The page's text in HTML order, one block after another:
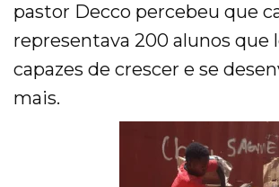
pastor Decco percebeu que
representava 200 alunos que
capazes de crescer e se
mais.